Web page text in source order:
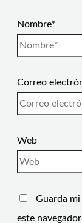
Nombre*
Correo
Web
Guarda
este